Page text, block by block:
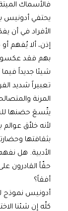
فالأسماك
يحتفي أدونيس
الأفراد في أن
إذن، ألا يُفهم
بهم فقد عكسوا
شيئا جديداً
تعبيراً شديد
المرنة
يتّسعَ حضنها
لأنه خلاّق
بثقافتها
الأدبية. هل
حقّاً القادرون
أفقاً؟
أدونيس نموذج
كلّه إن شئنا